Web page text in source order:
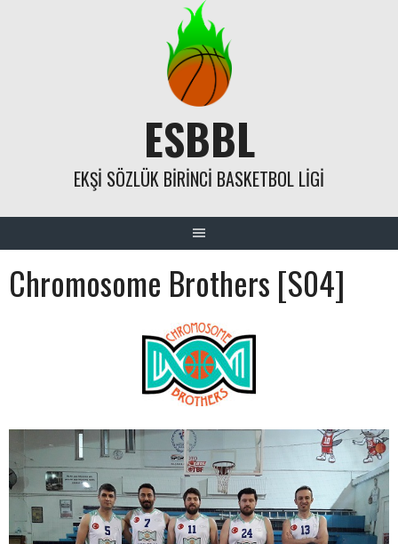
ESBBL
EKŞI SÖZLÜK BIRINCI BASKETBOL LIGI
Chromosome Brothers [S04]